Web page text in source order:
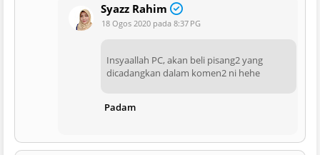
Syazz Rahim
18 Ogos 2020 pada 8:37 PG
Insyaallah PC, akan beli pisang2 yang
dicadangkan dalam komen2 ni hehe
Padam